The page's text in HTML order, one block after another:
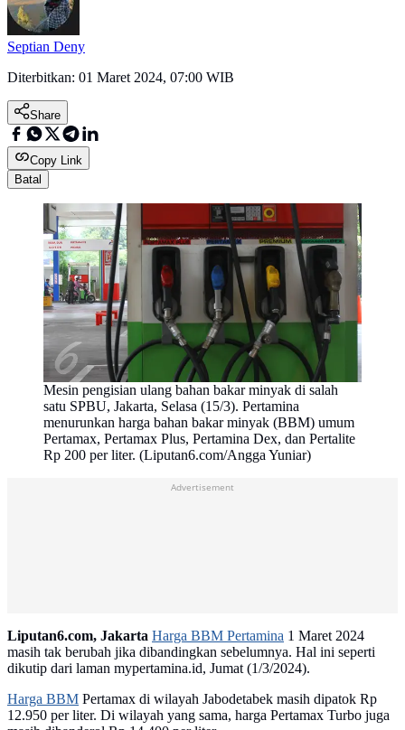
Septian Deny
Diterbitkan: 01 Maret 2024, 07:00 WIB
Share
Copy Link
Batal
Mesin pengisian ulang bahan bakar minyak di salah
satu SPBU, Jakarta, Selasa (15/3). Pertamina
menurunkan harga bahan bakar minyak (BBM) umum
Pertamax, Pertamax Plus, Pertamina Dex, dan Pertalite
Rp 200 per liter. (Liputan6.com/Angga Yuniar)
Advertisement
Liputan6.com, Jakarta Harga BBM Pertamina 1 Maret 2024
masih tak berubah jika dibandingkan sebelumnya. Hal ini seperti
dikutip dari laman mypertamina.id, Jumat (1/3/2024).
Harga BBM Pertamax di wilayah Jabodetabek masih dipatok Rp
12.950 per liter. Di wilayah yang sama, harga Pertamax Turbo juga